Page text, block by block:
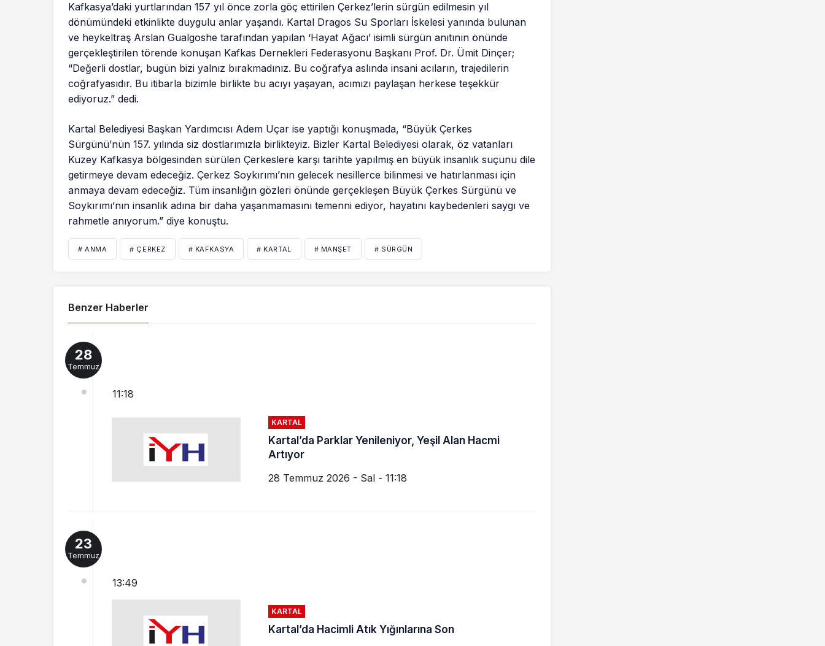
Kafkasya’daki yurtlarından 157 yıl önce zorla göç ettirilen Çerkez’lerin sürgün edilmesin yıl
dönümündeki etkinlikte duygulu anlar yaşandı. Kartal Dragos Su Sporları İskelesi yanında bulunan
ve heykeltraş Arslan Gualgoshe tarafından yapılan ‘Hayat Ağacı’ isimli sürgün anıtının önünde
gerçekleştirilen törende konuşan Kafkas Dernekleri Federasyonu Başkanı Prof. Dr. Ümit Dinçer;
“Değerli dostlar, bugün bizi yalnız bırakmadınız. Bu coğrafya aslında insani acıların, trajedilerin
coğrafyasıdır. Bu itibarla bizimle birlikte bu acıyı yaşayan, acımızı paylaşan herkese teşekkür
ediyoruz.” dedi.
Kartal Belediyesi Başkan Yardımcısı Adem Uçar ise yaptığı konuşmada, “Büyük Çerkes
Sürgünü’nün 157. yılında siz dostlarımızla birlikteyiz. Bizler Kartal Belediyesi olarak, öz vatanları
Kuzey Kafkasya bölgesinden sürülen Çerkeslere karşı tarihte yapılmış en büyük insanlık suçunu dile
getirmeye devam edeceğiz. Çerkez Soykırımı’nın gelecek nesillerce bilinmesi ve hatırlanması için
anmaya devam edeceğiz. Tüm insanlığın gözleri önünde gerçekleşen Büyük Çerkes Sürgünü ve
Soykırımı’nın insanlık adına bir daha yaşanmamasını temenni ediyor, hayatını kaybedenleri saygı ve
rahmetle anıyorum.” diye konuştu.
# ANMA # ÇERKEZ # KAFKASYA # KARTAL # MANŞET # SÜRGÜN
Benzer Haberler
28
Temmuz
11:18
KARTAL
Kartal’da Parklar Yenileniyor, Yeşil Alan Hacmi
Artıyor
28 Temmuz 2026 - Sal - 11:18
23
Temmuz
13:49
KARTAL
Kartal’da Hacimli Atık Yığınlarına Son